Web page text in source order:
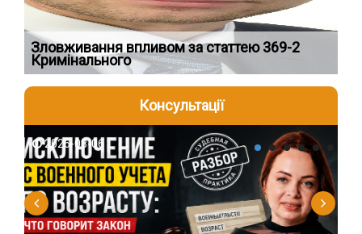
Зловживання впливом за статтею 369-2
Кримінального
Консультації
2026-08-06